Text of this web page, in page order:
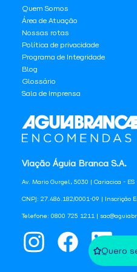
Quero
Viação Águia Branca S.A.
Av. Mario Gurgel, 5030 | Cariacica - ES
CNPJ: 27.486.182/0001-09 | Inscrição
Telefone: 0800 725 1211 |
Quem Somos
Área de Atuação
Nossas rotas
Política de privacidade
Programa de Integridade
Blog
Glossário
Sala de Imprensa